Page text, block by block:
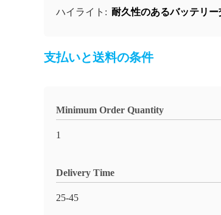
ハイライト: 耐久性のあるバッテリ
支払いと送料の条件
Minimum Order Quantity
1
Delivery Time
25-45